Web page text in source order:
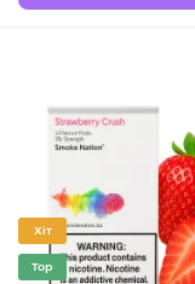
Хіт
Top